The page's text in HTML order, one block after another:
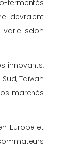
fermentés
devraient
varie selon
innovants,
Taïwan
marchés
Europe et